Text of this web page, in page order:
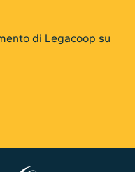
di Legacoop su